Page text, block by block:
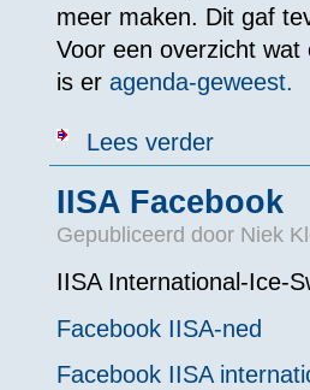
meer maken. Dit gaf
Voor een overzicht
is er agenda-geweest.
Lees verderover Agenda
IISA Facebook
Gepubliceerd door Niek
IISA International-Ice-
Facebook IISA-ned
Facebook IISA